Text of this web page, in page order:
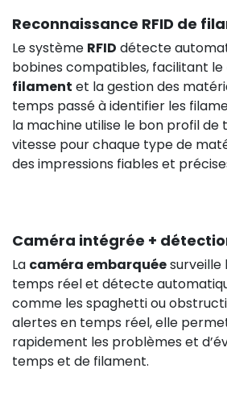
Reconnaissance RFID de
Le système RFID détecte
bobines compatibles, facilitant le
filament et la gestion des
temps passé à identifier les
la machine utilise le bon profil
vitesse pour chaque type de
des impressions fiables et
Caméra intégrée +
La caméra embarquéesurveille
temps réel et détecte
comme les spaghetti ou
alertes en temps réel, elle
rapidement les problèmes et
temps et de filament.